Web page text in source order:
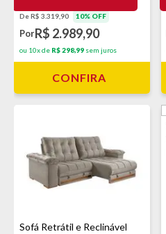
De R$ 3.319,90 10% OFF
PorR$ 2.989,90
ou 10x de R$ 298,99 sem juros
CONFIRA
Sofá Retrátil e Reclinável